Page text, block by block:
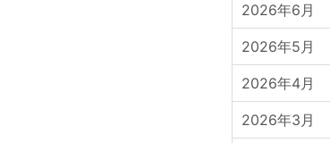
2026年6月
2026年5月
2026年4月
2026年3月